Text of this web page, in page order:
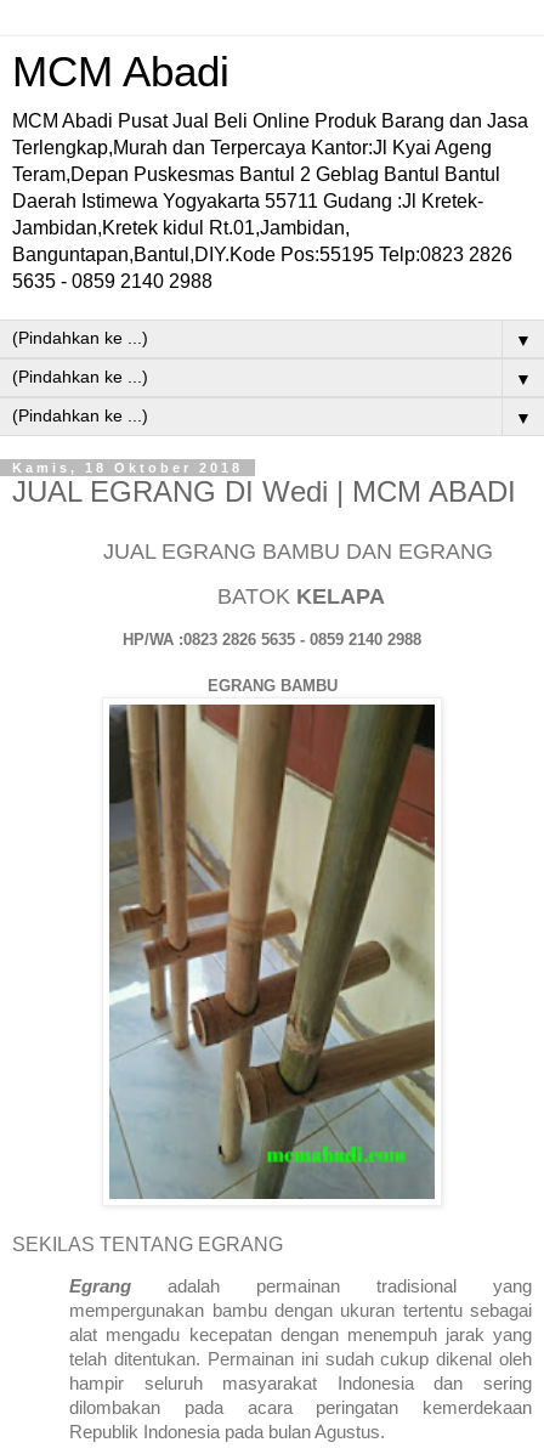
MCM Abadi
MCM Abadi Pusat Jual Beli Online Produk Barang dan Jasa
Terlengkap,Murah dan Terpercaya Kantor:Jl Kyai Ageng
Teram,Depan Puskesmas Bantul 2 Geblag Bantul Bantul
Daerah Istimewa Yogyakarta 55711 Gudang :Jl Kretek-
Jambidan,Kretek kidul Rt.01,Jambidan,
Banguntapan,Bantul,DIY.Kode Pos:55195 Telp:0823 2826
5635 - 0859 2140 2988
▼
▼
▼
Kamis, 18 Oktober 2018
JUAL EGRANG DI Wedi | MCM ABADI
JUAL EGRANG BAMBU DAN EGRANG
BATOK KELAPA
HP/WA :0823 2826 5635 - 0859 2140 2988
EGRANG BAMBU
SEKILAS TENTANG EGRANG
Egrang adalah permainan tradisional yang
mempergunakan bambu dengan ukuran tertentu sebagai
alat mengadu kecepatan dengan menempuh jarak yang
telah ditentukan. Permainan ini sudah cukup dikenal oleh
hampir seluruh masyarakat Indonesiadan sering
dilombakan pada acara peringatan kemerdekaan
Republik Indonesia pada bulan Agustus.